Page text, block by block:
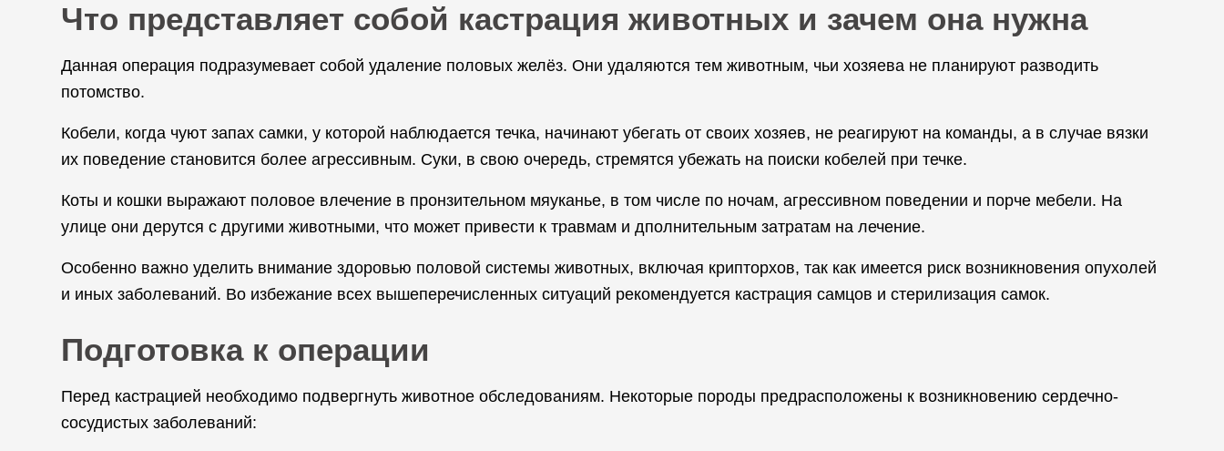
Что представляет собой кастрация животных и зачем она нужна
Данная операция подразумевает собой удаление половых желёз. Они удаляются тем животным, чьи хозяева не планируют разводить
потомство.
Кобели, когда чуют запах самки, у которой наблюдается течка, начинают убегать от своих хозяев, не реагируют на команды, а в случае вязки
их поведение становится более агрессивным. Суки, в свою очередь, стремятся убежать на поиски кобелей при течке.
Коты и кошки выражают половое влечение в пронзительном мяуканье, в том числе по ночам, агрессивном поведении и порче мебели. На
улице они дерутся с другими животными, что может привести к травмам и дполнительным затратам на лечение.
Особенно важно уделить внимание здоровью половой системы животных, включая крипторхов, так как имеется риск возникновения опухолей
и иных заболеваний. Во избежание всех вышеперечисленных ситуаций рекомендуется кастрация самцов и стерилизация самок.
Подготовка к операции
Перед кастрацией необходимо подвергнуть животное обследованиям. Некоторые породы предрасположены к возникновению сердечно-
сосудистых заболеваний: